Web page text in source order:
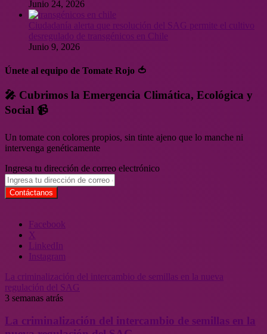
Junio 24, 2026
Ciudadanía alerta que resolución del SAG permite el cultivo
desregulado de transgénicos en Chile
Junio 9, 2026
Únete al equipo de Tomate Rojo 🍅
🎤 Cubrimos la Emergencia Climática, Ecológica y
Social 📹
Un tomate con colores propios, sin tinte ajeno que lo manche ni
intervenga genéticamente
Ingresa tu dirección de correo electrónico
Facebook
X
LinkedIn
Instagram
La criminalización del intercambio de semillas en la nueva
regulación del SAG
3 semanas atrás
La criminalización del intercambio de semillas en la